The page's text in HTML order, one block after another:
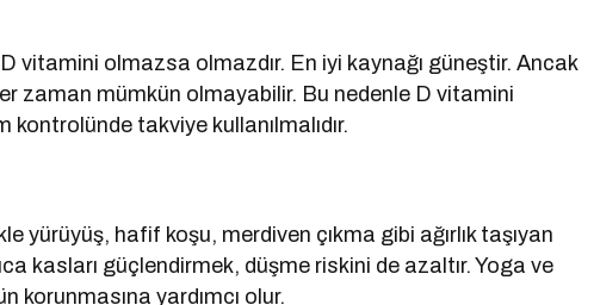
vitamini olmazsa olmazdır. En iyi kaynağı güneştir. Ancak
zaman mümkün olmayabilir. Bu nedenle D vitamini
takviye kullanılmalıdır.
yürüyüş, hafif koşu, merdiven çıkma gibi ağırlık taşıyan
kasları güçlendirmek, düşme riskini de azaltır. Yoga ve
yardımcı olur.